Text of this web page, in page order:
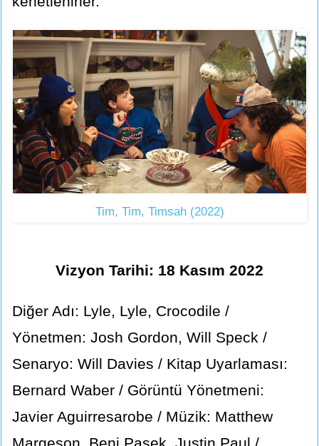
Tim, Tim, Timsah (2022)
Vizyon Tarihi: 18 Kasım 2022
Diğer Adı: Lyle, Lyle, Crocodile /
Yönetmen: Josh Gordon, Will Speck /
Senaryo: Will Davies / Kitap Uyarlaması:
Bernard Waber / Görüntü Yönetmeni:
Javier Aguirresarobe / Müzik: Matthew